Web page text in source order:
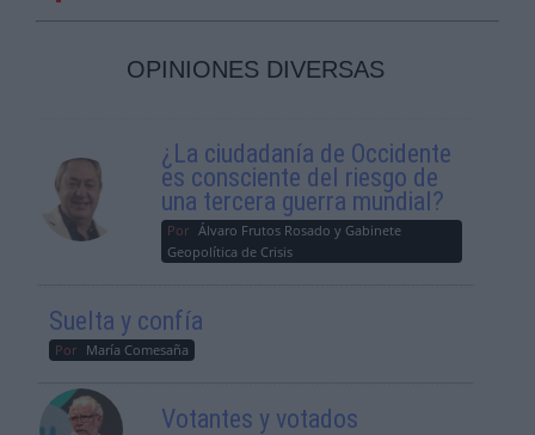
OPINIONES DIVERSAS
¿La ciudadanía de Occidente
es consciente del riesgo de
una tercera guerra mundial?
Por Álvaro Frutos Rosado y Gabinete
Geopolítica de Crisis
Suelta y confía
Por María Comesaña
Votantes y votados